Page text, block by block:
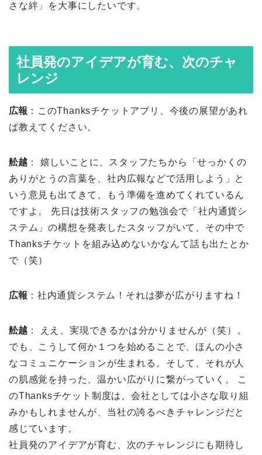
さな絆」を大事にしたいです。
社員発のアイデアが育む、次のチャ
レンジ
広報 ：このThanksチケットアプリ、今後の展望があれ
ば教えてください。
舩越 ： 嬉しいことに、スタッフたちから「せっかくの
ありがとうの言葉を、社内広報などで活用しよう」と
いう意見も出てきて、もう準備を進めてくれているん
ですよ。 先日は技術スタッフの勉強会で「社内通貨シ
ステム」の構想を発表したスタッフがいて、その中で
Thanksチケットを組み込めないかなんて話も出たとか
で（笑）
広報 ：社内通貨システム！それは夢が広がりますね！
舩越 ： ええ、実現できるかは分かりませんが（笑）。
でも、こうして何か１つを始めることで、ほんの小さ
なコミュニケーションが生まれる。そして、それが人
の肌感覚を持った、温かい広がりに繋がっていく。 こ
のThanksチケット制度は、会社としては小さな取り組
みかもしれませんが、当社の誇るべきチャレンジだと
感じています。
社員発のアイデアが育む、次のチャレンジにも期待し